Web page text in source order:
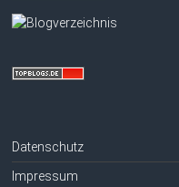
Datenschutz
Impressum